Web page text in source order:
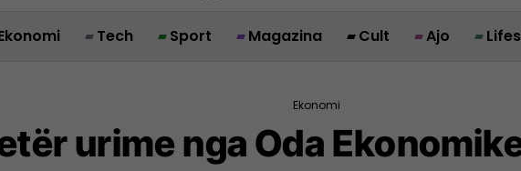
Tech Sport Magazina Cult Ajo
Ekonomi
urime nga Oda